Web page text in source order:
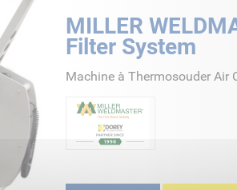
MILLER
Filter System
Machine à Thermosouder Air